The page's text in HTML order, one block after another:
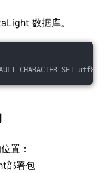
数据库。
CHARACTER SET
置：
部署包